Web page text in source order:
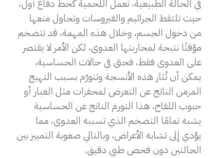
في الحالة الطبيعية، تعمل اللحمية كخط دفاع أول،
حيث تلتقط الجراثيم والفيروسات وتحاول منعها
من دخول الجسم، وخلال هذه المهمة، قد تتضخم
مؤقتًا نتيجة لمحاربتها العدوى، لكن الأمر لا يقتصر
على العدوى فقط، فحتى في حالات الحساسية،
يمكن أن تُثار هذه الأنسجة وتتورّم بسبب التهيج
المزمن الناتج عن التعرض لمحفزات مثل الغبار أو
حبوب اللقاح، هذا التورم الناتج عن الحساسية
يشبه تمامًا التضخم الذي تسببه العدوى، مما
يؤدي إلى تشابه الأعراض، وبالتالي صعوبة التمييز بين
الحالتين دون فحص طبي دقيق.